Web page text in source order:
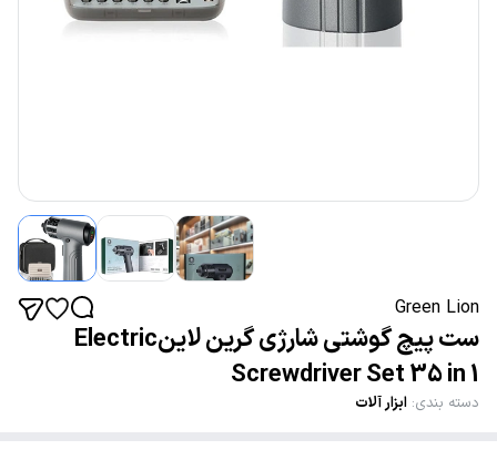
Green Lion
ست پیچ گوشتی شارژی گرین لاینElectric
Screwdriver Set 35 in 1
دسته بندی: ابزار آلات